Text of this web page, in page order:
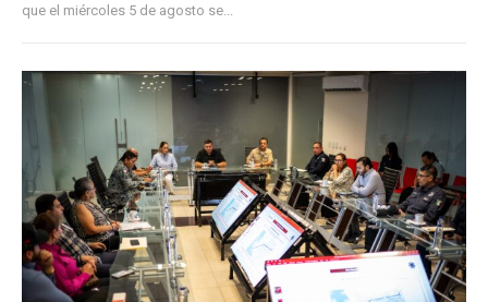
que el miércoles 5 de agosto se...